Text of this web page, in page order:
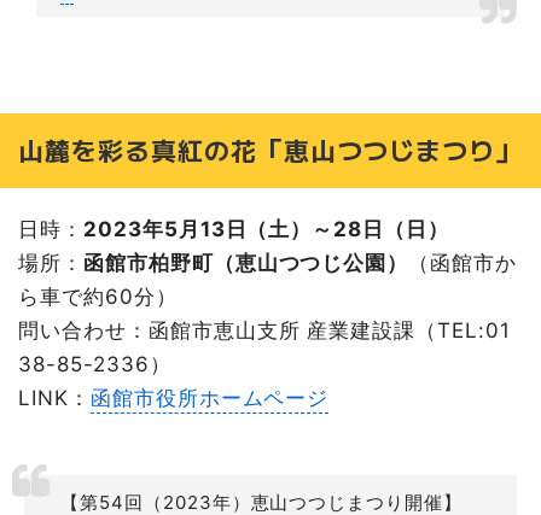
山麓を彩る真紅の花「恵山つつじまつり」
日時： 2023年5月13日（土）～28日（日）
場所： 函館市柏野町（恵山つつじ公園）
（​函館市か
ら車で約60分）
問い合わせ：函館市恵山支所 産業建設課（TEL:01
38-85-2336）
LINK： 函館市役所ホームページ
【第54回（2023年）恵山つつじまつり開催】